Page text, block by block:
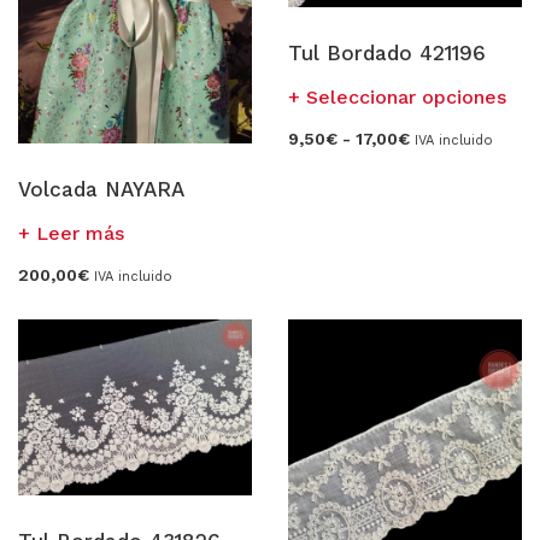
Volcada NAYARA
Leer más
200,00€ IVA incluido
Tul Bordado 421196
Seleccionar opciones
en
la
de
9,50€ - 17,00€Rango
IVA incluido